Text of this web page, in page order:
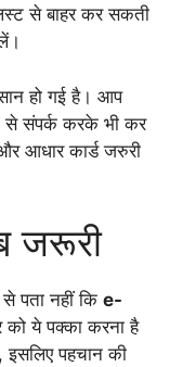
से बाहर कर सकती
हो गई है। आप
से संपर्क करके भी कर
आधार कार्ड जरुरी
जरूरी
पता नहीं कि e-
को ये पक्का करना है
इसलिए पहचान की